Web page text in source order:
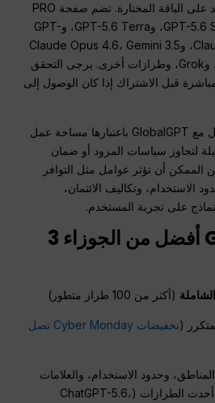
كما أن توفر الطرازات يعتمد على الباقة المختارة. تضم صفحة PRO
الحالية الطرازات التالية: GPT-5.6 Sol، وGPT-5.6 Terra، وGPT-
5.6 Luna، وClaude Sonnet 5، وClaude Opus 4.6، Gemini 3.5
Flash، وGemini 3.1 Flash، وGrok، وطرازات أخرى. يرجى التحقق
قبل الاشتراك إذا كان الوصول إلى
وبالتالي، من الأفضل التعامل مع GlobalGPT باعتبارها مساحة عمل
لتجاوز سياسات المزود أو ضمان
الممكن أن تؤثر عوامل مثل التوافر
الاستخدام، وتكاليف الائتمان،
على تجربة المستخدم.
أفضل من الجوزاء 3
(أكثر من 100 طراز متطور)
(
تخفيضات Cyber Monday تصل
وحدود الاستخدام، والعلامات
إلى أحدث الطرازات (ChatGPT-5.6،